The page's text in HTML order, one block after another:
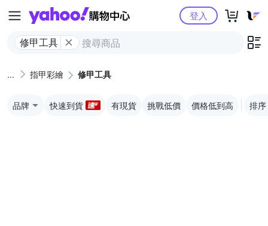
Yahoo購物中心
修甲工具
登入
指甲彩繪 修甲工具
品牌 快速到貨 有現貨 挑戰低價 價格低到高 排序